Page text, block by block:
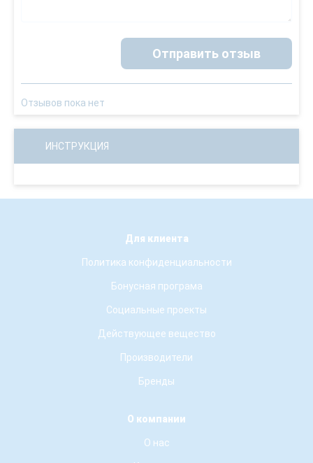
Отправить отзыв
Отзывов пока нет
ИНСТРУКЦИЯ
Для клиента
Политика конфиденциальности
Бонусная програма
Социальные проекты
Действующее вещество
Производители
Бренды
О компании
О нас